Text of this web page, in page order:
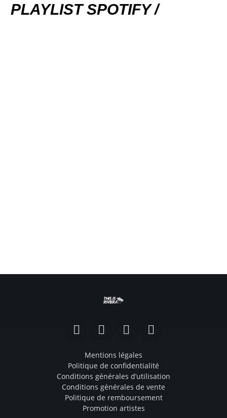
PLAYLIST SPOTIFY /
FacebookInstagramTikTok YouTube
Mentions légales
Politique de confidentialité
Conditions générales d’utilisation
Conditions générales de vente
Politique de remboursement
Promotion artistes